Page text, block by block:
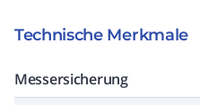
Technische Merkmale
Messersicherung